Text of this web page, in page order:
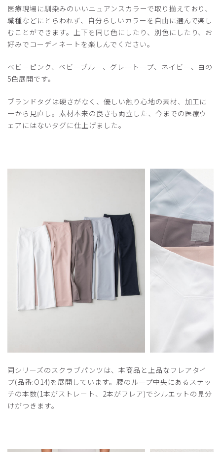
医療現場に馴染みのいいニュアンスカラーで取り揃えており、
職種などにとらわれず、自分らしいカラーを自由に選んで楽し
むことができます。上下を同じ色にしたり、別色にしたり、お
好みでコーディネートを楽しんでください。
ベビーピンク、ベビーブルー、グレートープ、ネイビー、白の
5色展開です。
ブランドタグは硬さがなく、優しい触り心地の素材、加工に
一から見直し。素材本来の良さも両立した、今までの医療ウ
ェアにはないタグに仕上げました。
同シリーズのスクラブパンツは、本商品と上品なフレアタイ
プ(品番:O14)を展開しています。腰のループ中央にあるステッ
チの本数(1本がストレート、2本がフレア)でシルエットの見分
けがつきます。